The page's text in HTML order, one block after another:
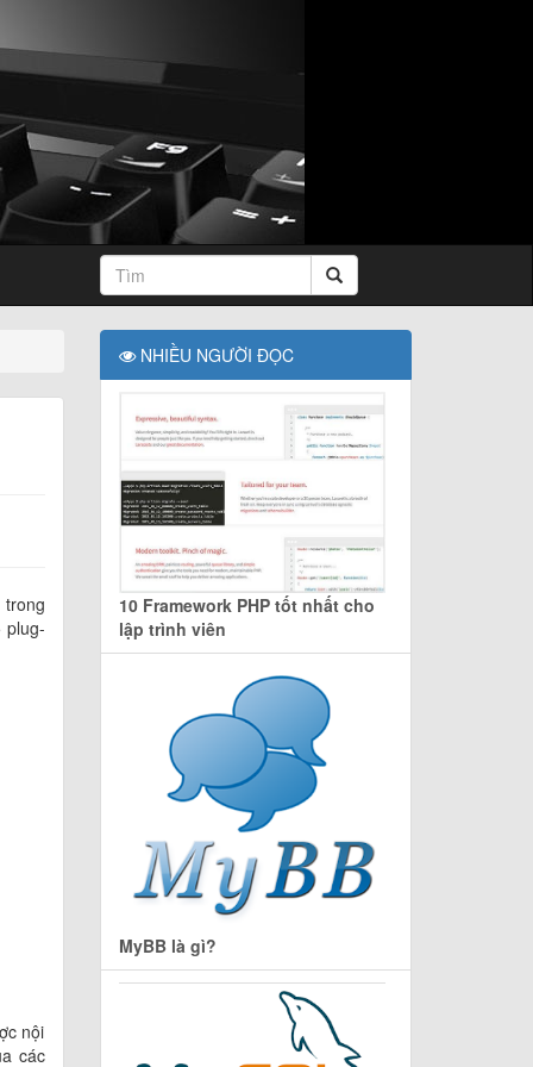
plug-
nội
các
NHIỀU NGƯỜI ĐỌC
10 Framework PHP tốt nhất cho
lập trình viên
MyBB là gì?